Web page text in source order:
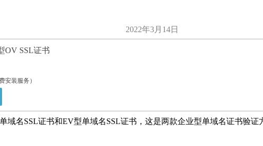
2022年3月14日
OV SSL证书
安装服务）
域名SSL证书和EV型单域名SSL证书，这是两款企业型单域名证书验